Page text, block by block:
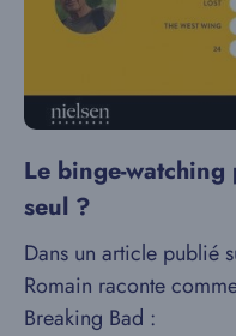
Le binge-
seul ?
Dans un article publié
Romain raconte
Breaking Bad :